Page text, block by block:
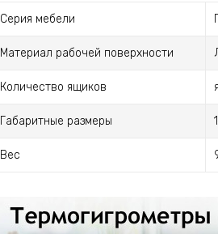
Серия мебели
Материал рабочей поверхности
Количество ящиков
Габаритные размеры
Вес